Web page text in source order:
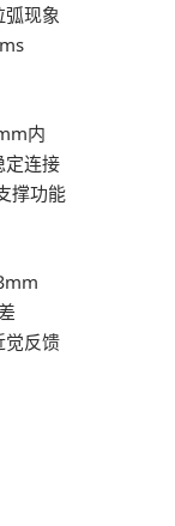
现象
内
定连接
撑功能
觉反馈